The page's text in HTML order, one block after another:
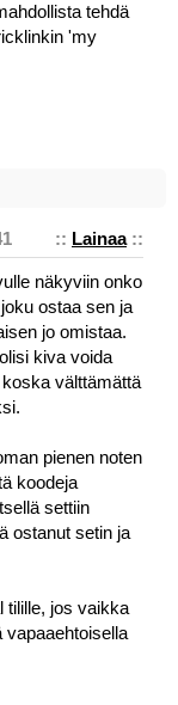
tehdä
'my
:: Lainaa::
näkyviin onko
ostaa sen ja
jo omistaa.
kiva voida
välttämättä
pienen noten
koodeja
settiin
ostanut setin ja
tilille, jos vaikka
vapaaehtoisella